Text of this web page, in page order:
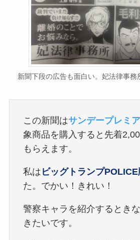
新聞下段の広告も面白い。妃法律事
この新聞はサンデープレミ
象商品を購入すると先着
もらえます。
私は ビッグトランプPOLICE
た。でかい！きれい！
警察キャラを紹介するとき
きたいです。